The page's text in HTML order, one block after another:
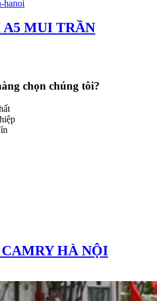
MUI TRẦN
chọn chúng tôi?
HÀ NỘI